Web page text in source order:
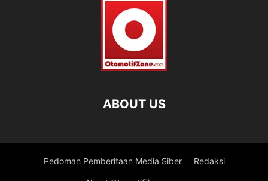
ABOUT US
Pedoman Pemberitaan Media Siber Redaksi